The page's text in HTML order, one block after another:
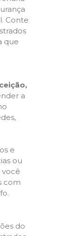
Conte
que
a
e
ou
você
com
do